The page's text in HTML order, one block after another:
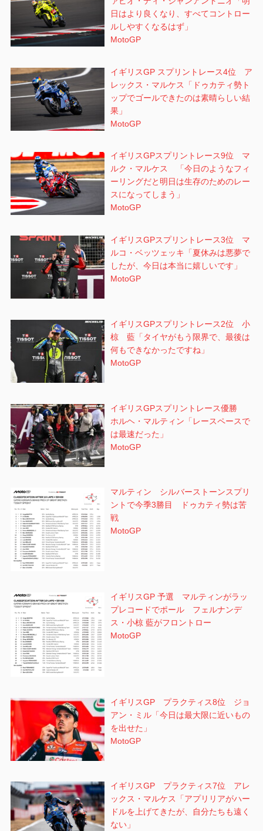
日はより良くなり、すべてコントロー
ルしやすくなるはず」
MotoGP
イギリスGP スプリントレース4位 ア
レックス・マルケス「ドゥカティ勢ト
ップでゴールできたのは素晴らしい結
果」
MotoGP
イギリスGPスプリントレース9位 マ
ルク・マルケス 「今日のようなフィ
ーリングだと明日は生存のためのレー
スになってしまう」
MotoGP
イギリスGPスプリントレース3位 マ
ルコ・ベッツェッキ「夏休みは悪夢で
したが、今日は本当に嬉しいです」
MotoGP
イギリスGPスプリントレース2位 小
椋 藍「タイヤがもう限界で、最後は
何もできなかったですね」
MotoGP
イギリスGPスプリントレース優勝
ホルヘ・マルティン「レースペースで
は最速だった」
MotoGP
マルティン シルバーストーンスプリ
ントで今季3勝目 ドゥカティ勢は苦
戦
MotoGP
イギリスGP 予選 マルティンがラッ
プレコードでポール フェルナンデ
ス・小椋 藍がフロントロー
MotoGP
イギリスGP プラクティス8位 ジョ
アン・ミル「今日は最大限に近いもの
を出せた」
MotoGP
イギリスGP プラクティス7位 アレ
ックス・マルケス「アプリリアがハー
ドルを上げてきたが、自分たちも遠く
ない」